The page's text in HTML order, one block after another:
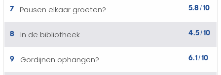
7 Pausen elkaar groeten? 5.8/10
8 In de bibliotheek 4.5/10
9 Gordijnen ophangen? 6.1/10